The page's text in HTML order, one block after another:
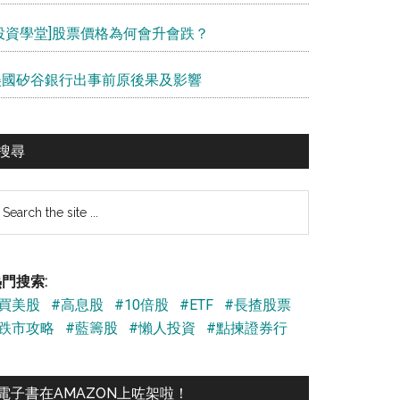
資學堂]股票價格為何會升會跌？
矽谷銀行出事前原後果及影響
尋
搜索:
美股
#高息股 #10倍股 #ETF
#長揸股票
市攻略
#藍籌股 #懶人投資 #點揀證券行
子書在AMAZON上咗架啦！